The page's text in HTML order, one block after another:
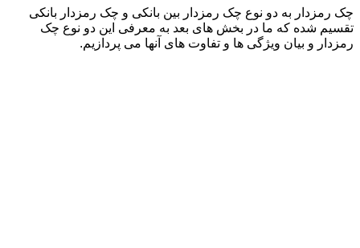
چک رمزدار به دو نوع چک رمزدار بین بانکی و چک رمزدار بانکی
تقسیم شده که ما در بخش های بعد به معرفی این دو نوع چک
رمزدار و بیان ویژگی ها و تفاوت های آنها می پردازیم.